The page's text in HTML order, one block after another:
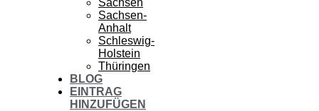
Sachsen
Sachsen-
Anhalt
Schleswig-
Holstein
Thüringen
BLOG
EINTRAG
HINZUFÜGEN